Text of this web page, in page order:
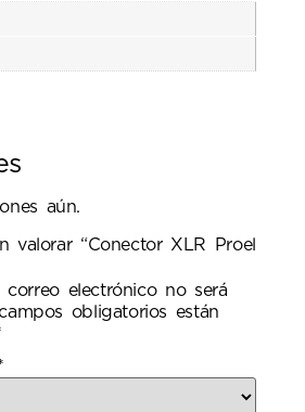
aún.
valorar “Conector XLR Proel
electrónico no será
obligatorios están